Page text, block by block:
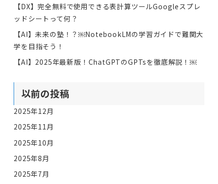
【DX】完全無料で使用できる表計算ツールGoogleスプレ
ッドシートって何？
【AI】未来の塾！？￼NotebookLMの学習ガイドで難関大
学を目指そう！
【AI】2025年最新版！ChatGPTのGPTsを徹底解説！￼
以前の投稿
2025年12月
2025年11月
2025年10月
2025年8月
2025年7月